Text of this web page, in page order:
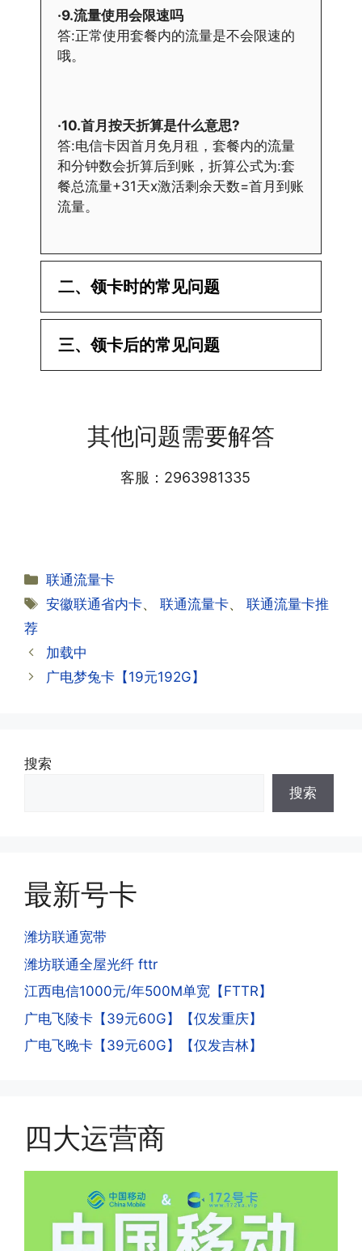
·9.流量使用会限速吗
答:正常使用套餐内的流量是不会限速的
哦。
·10.首月按天折算是什么意思?
答:电信卡因首月免月租，套餐内的流量
和分钟数会折算后到账，折算公式为:套
餐总流量+31天x激活剩余天数=首月到账
流量。
二、领卡时的常见问题
·1.已经操作激活了怎么没有网?还不能使
用呢?
详细套餐，这就说明已激活成功!耗时一
早上才可以进行人工审核;快递激活的基
·2.激活成功了，我怎么查套餐呢?
答:下载对应运营商的官方手机营业厅
查询到流量和话费是否正常到账;如果未
到，耐心等待48小时后，再刷新app即
答:这是属于正常现象，属于刚激活到账
是因为激活当月的流量会按照您激活剩余
的天数折算到账，次月就会全额到账，留
超出额外扣费哦。
·4.实际扣费月租
答:
(1)首月扣费:电信是首月免费，联通是按
(2)如下几种情况是不返费的:返费前停
机、关机、注销、违章单停、未再专属渠
道首充的情况下都是不能正常返费的并且
逾期不可补返费。
三、领卡后的常见问题
小哥处参加活动充值，后续充值就是任意
业厅都可以;
信大部分都没有合约期，每一个卡的产品
资料都有详细的注销流程和注意事项;
·3.注销后，会不会影响我的信誉?
·4.为什么手机卡刚激活60天内不能换手
去骗人。他必须注册很多APP才可以去骗
人。他们是用专业设备插手机卡打的，所
以会经常换卡槽换设备。所以基于这些特
点，运营商系统会识别到，如果你有类似
的异常使用行为，就会让你二次认证。二
次认证是为了证明你本人在使用这张卡。
一般二次认证的流程是本人使用这张卡的
流量，通过运营商链接刷人脸，拍身份证
件，来证明是本人在使用。具体可以网上
其他问题需要解答
客服：2963981335
分
类
联通流量卡
标
安徽联通省内卡、联通流量卡、联通流量卡推
荐
加载中
广电梦兔卡【19元192G】
搜索
搜索
最新号卡
潍坊联通宽带
潍坊联通全屋光纤 fttr
江西电信1000元/年500M单宽【FTTR】
广电飞陵卡【39元60G】【仅发重庆】
广电飞晚卡【39元60G】【仅发吉林】
四大运营商